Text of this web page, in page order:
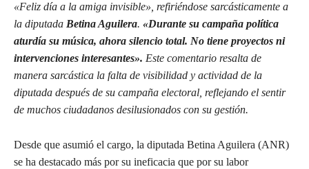
«Feliz día a la amiga invisible», refiriéndose sarcásticamente a
la diputada Betina Aguilera. «Durante su campaña política
aturdía su música, ahora silencio total. No tiene proyectos ni
intervenciones interesantes». Este comentario resalta de
manera sarcástica la falta de visibilidad y actividad de la
diputada después de su campaña electoral, reflejando el sentir
de muchos ciudadanos desilusionados con su gestión.
Desde que asumió el cargo, la diputada Betina Aguilera (ANR)
se ha destacado más por su ineficacia que por su labor